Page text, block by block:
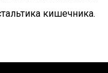
кишечника.